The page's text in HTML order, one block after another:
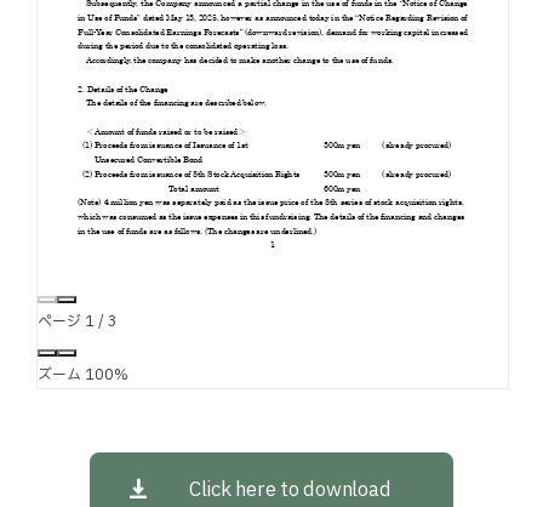
免責事項サイトマップ勧誘方針IRポリシー
ページ 1/3
ズーム 100%
Click here to download